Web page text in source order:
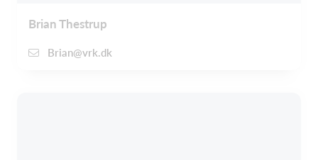
Brian Thestrup
Brian@vrk.dk